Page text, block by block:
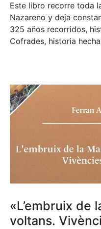
Este libro recorre toda
Nazareno y deja
325 años recorridos,
Cofrades, historia
«L’embruix de
voltans.